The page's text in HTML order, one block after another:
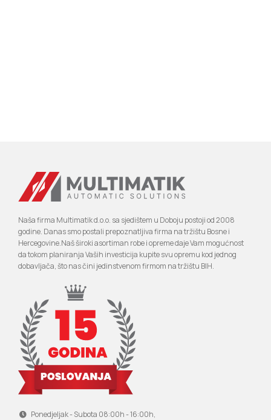
Naša firma Multimatik d.o.o. sa sjedištem u Doboju postoji od 2008
godine. Danas smo postali prepoznatljiva firma na tržištu Bosne i
Hercegovine.Naš široki asortiman robe i opreme daje Vam mogućnost
da tokom planiranja Vaših investicija kupite svu opremu kod jednog
dobavljača, što nas čini jedinstvenom firmom na tržištu BIH.
Ponedjeljak - Subota 08:00h - 16:00h,